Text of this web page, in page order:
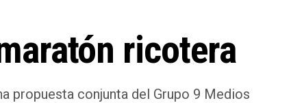
ricotera
propuesta conjunta del Grupo 9 Medios